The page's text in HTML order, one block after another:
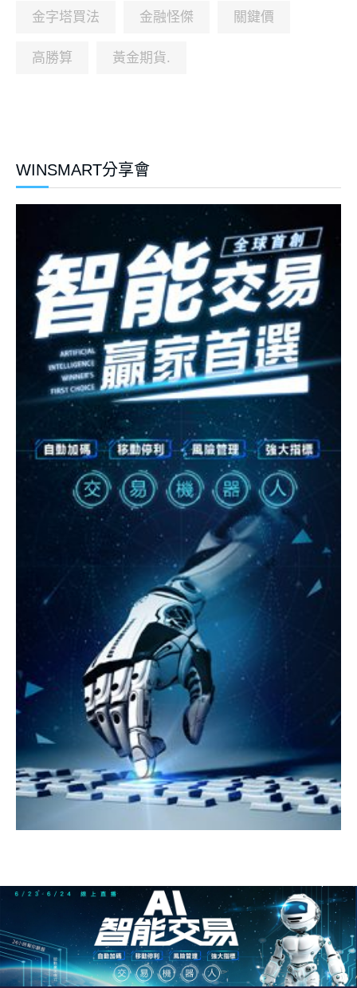
金字塔買法 金融怪傑 關鍵價
高勝算 黃金期貨.
WINSMART分享會